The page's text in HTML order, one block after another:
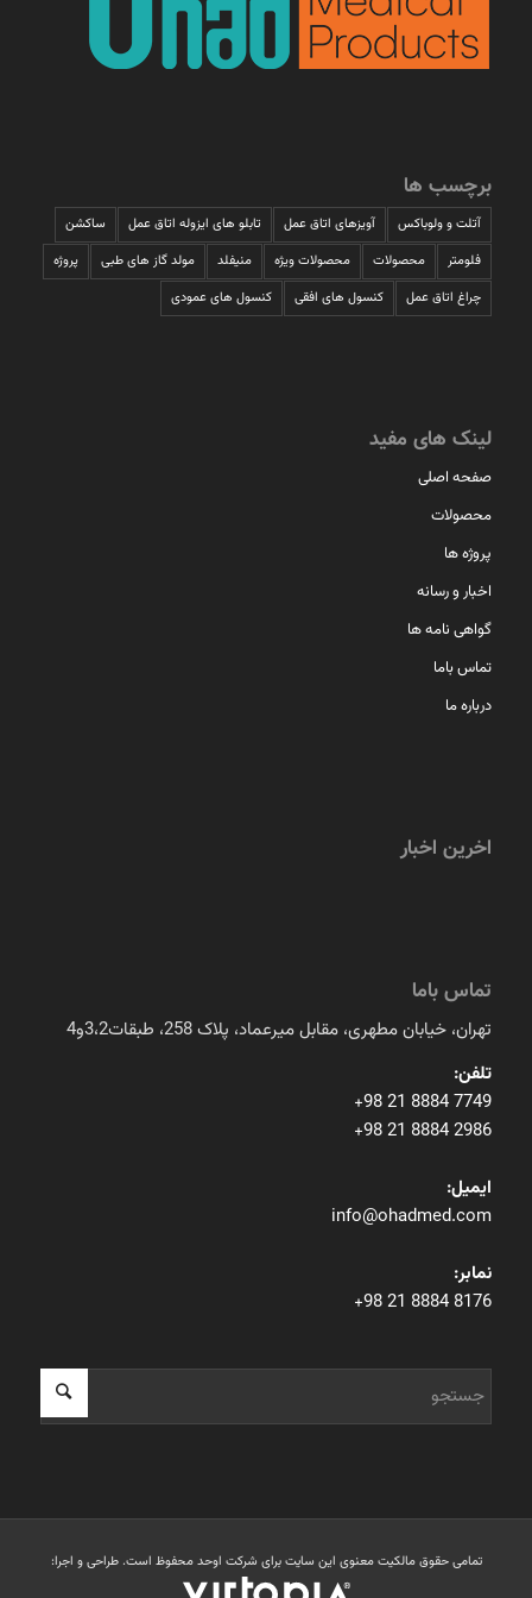
برچسب ها
آتلت و ولوباکس آویزهای اتاق عمل تابلو های ایزوله اتاق عمل
ساکشن
فلومتر
محصولات محصولات ویژه منیفلد مولد گاز های طبی
پروژه
چراغ اتاق عمل
کنسول های افقی کنسول های عمودی
لینک های مفید
صفحه اصلی
محصولات
پروژه ها
اخبار و رسانه
گواهی نامه ها
تماس باما
درباره ما
اخرین اخبار
تماس باما
تهران، خیابان مطهری، مقابل میرعماد، پلاک 258، طبقات3،2و4
تلفن:
+98 21 8884 7749
+98 21 8884 2986
ایمیل:
info@ohadmed.com
نمابر:
+98 21 8884 8176
تمامی حقوق مالکیت معنوی این ‌سایت برای شرکت اوحد محفوظ است. طراحی و اجرا: